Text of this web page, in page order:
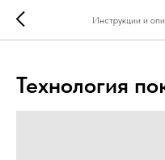
Инструкции и
Технология